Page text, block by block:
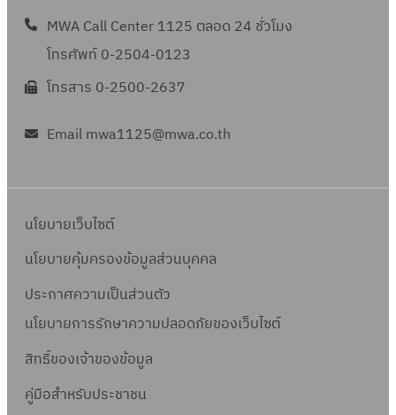
MWA Call Center 1125 ตลอด 24 ชั่วโมง
โทรศัพท์ 0-2504-0123
โทรสาร 0-2500-2637
Email mwa1125@mwa.co.th
นโยบายเว็บไซต์
นโยบายคุ้มครองข้อมูลส่วนบุคคล
ประกาศความเป็นส่วนตัว
นโยบายการรักษาความปลอดภัยของเว็บไซต์
สิทธิ์ของเจ้าของข้อมูล
คู่มือสำหรับประชาชน